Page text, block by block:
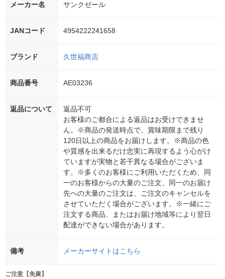
メーカー名 サンクゼール
JANコード 4954222241658
ブランド 久世福商店
商品番号 AE03236
返品について
返品不可
お客様のご都合による返品はお受けできませ
ん。※商品の発送時点で、賞味期限まで残り
120日以上の商品をお届けします。※商品の色
や質感を出来るだけ忠実に再現するよう心がけ
ていますが実物と若干異なる場合がございま
す。※多くのお客様にご利用いただくため、同
一のお客様からの大量のご注文、同一のお届け
先への大量のご注文は、ご注文のキャンセルを
させていただく場合がございます。※一緒にご
注文する商品、またはお届け地域等により翌日
配達ができない場合があります。
備考 メーカーサイトはこちら
ご注意【免責】